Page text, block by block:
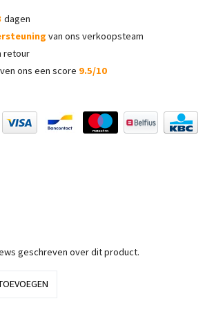
dagen
van ons verkoopsteam
retour
ons een score 9.5/10
geschreven over dit product.